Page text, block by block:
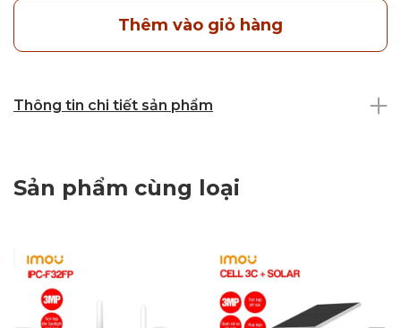
Thêm vào giỏ hàng
Thông tin chi tiết sản phẩm
Sản phẩm cùng loại